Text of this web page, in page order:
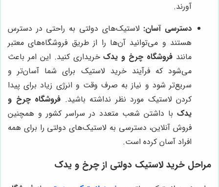
آورند.
دسترسی آسان: لاستیک‌های دولتی به راحتی در دسترس
هستند و می‌توانید آن‌ها را از طریق فروشگاه‌های معتبر
مانند فروشگاه چرخ و یدکخریداری کنید. این امر باعث
می‌شود که فرآیند خرید لاستیک برای شما آسان‌تر و
سریع‌تر شود و نیاز به صرف وقت و انرژی زیاد برای پیدا
کردن لاستیک مورد نظر نداشته باشید. فروشگاه چرخ و
یدک با داشتن شعب متعدد در سراسر کشور و همچنین
فروش آنلاین، دسترسی به لاستیک‌های دولتی را برای همه
افراد آسان کرده است.
مراحل خرید لاستیک دولتی از چرخ و یدک